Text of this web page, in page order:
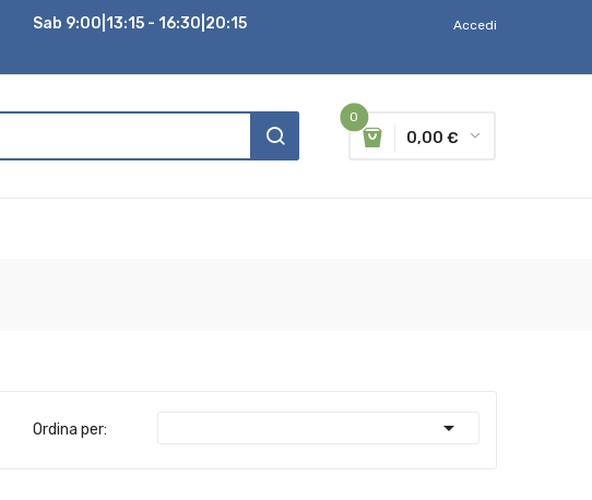
Sab 9:00|13:15 - 16:30|20:15 Accedi
0
0,00 €
Ordina per: 